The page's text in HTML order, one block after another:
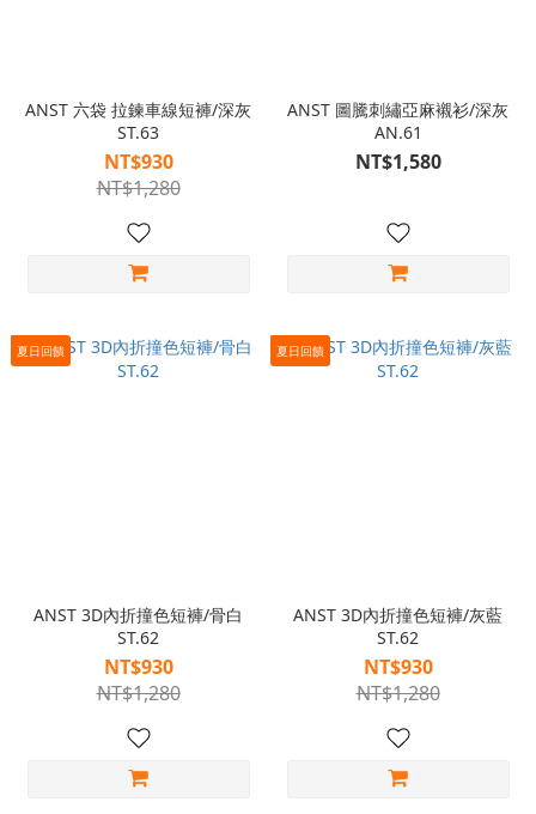
ANST 六袋 拉鍊車線短褲/深灰
ST.63
NT$930
NT$1,280
ANST 圖騰刺繡亞麻襯衫/深灰
AN.61
NT$1,580
夏日回饋
ANST 3D內折撞色短褲/骨白
ST.62
NT$930
NT$1,280
夏日回饋
ANST 3D內折撞色短褲/灰藍
ST.62
NT$930
NT$1,280